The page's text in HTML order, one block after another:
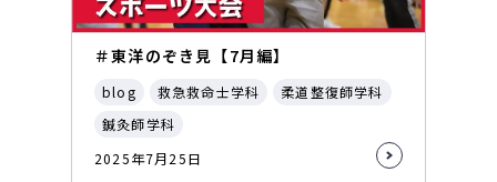
＃東洋のぞき見【7月編】
blog 救急救命士学科
柔道整復師学科
鍼灸師学科
2025年7月25日